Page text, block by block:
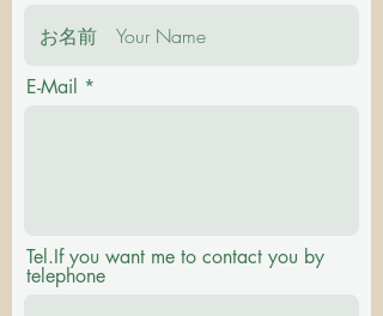
E-Mail
Tel.If you want me to contact you by
telephone